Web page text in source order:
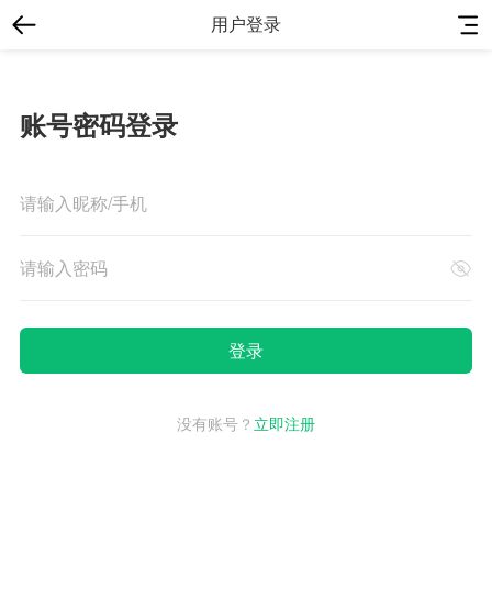
用户登录
账号密码登录
没有账号？ 立即注册